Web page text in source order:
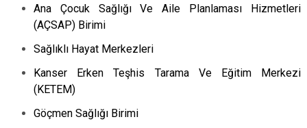
Ana Çocuk Sağlığı Ve Aile Planlaması Hizmetleri
(AÇSAP) Birimi
Sağlıklı Hayat Merkezleri
Kanser Erken Teşhis Tarama Ve Eğitim Merkezi
(KETEM)
Göçmen Sağlığı Birimi